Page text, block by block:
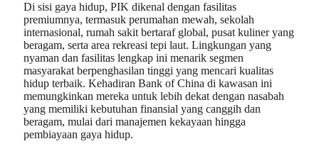
Di sisi gaya hidup, PIK dikenal dengan fasilitas
premiumnya, termasuk perumahan mewah, sekolah
internasional, rumah sakit bertaraf global, pusat kuliner yang
beragam, serta area rekreasi tepi laut. Lingkungan yang
nyaman dan fasilitas lengkap ini menarik segmen
masyarakat berpenghasilan tinggi yang mencari kualitas
hidup terbaik. Kehadiran Bank of China di kawasan ini
memungkinkan mereka untuk lebih dekat dengan nasabah
yang memiliki kebutuhan finansial yang canggih dan
beragam, mulai dari manajemen kekayaan hingga
pembiayaan gaya hidup.